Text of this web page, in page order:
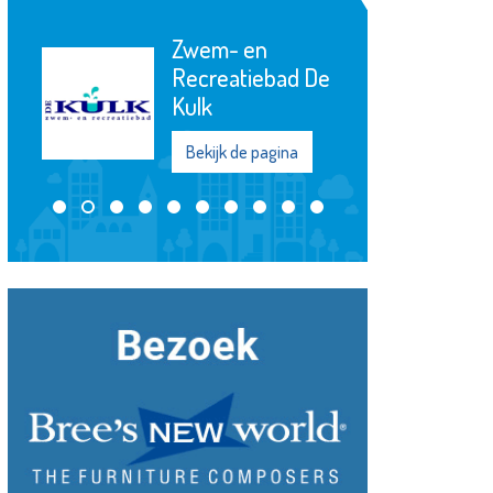
Argos Zorggroep
Bekijk de pagina